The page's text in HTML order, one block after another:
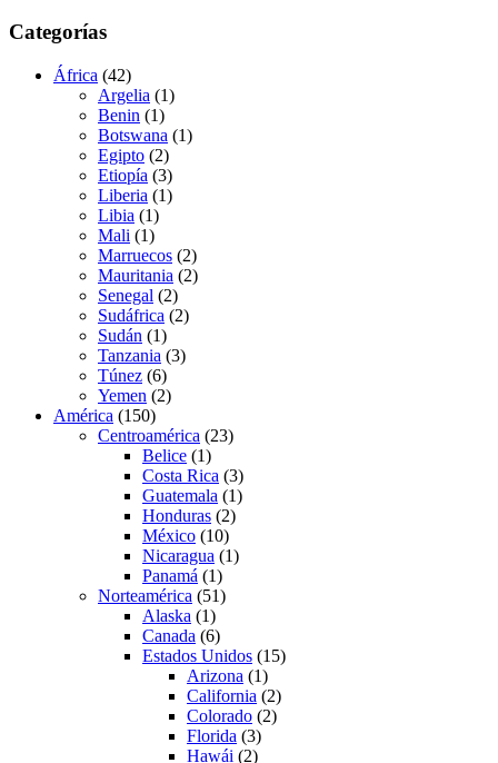
Categorías
África (42)
Argelia (1)
Benin (1)
Botswana (1)
Egipto (2)
Etiopía (3)
Liberia (1)
Libia (1)
Mali (1)
Marruecos (2)
Mauritania (2)
Senegal (2)
Sudáfrica (2)
Sudán (1)
Tanzania (3)
Túnez (6)
Yemen (2)
América (150)
Centroamérica (23)
Belice (1)
Costa Rica (3)
Guatemala (1)
Honduras (2)
México (10)
Nicaragua (1)
Panamá (1)
Norteamérica (51)
Alaska (1)
Canada (6)
Estados Unidos (15)
Arizona (1)
California (2)
Colorado (2)
Florida (3)
Hawái (2)